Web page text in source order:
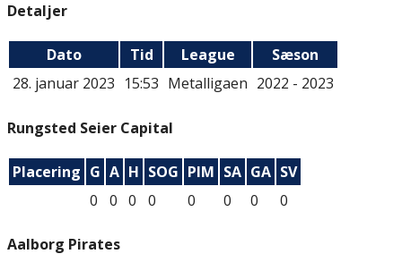
Detaljer
Dato Tid League
Sæson
28. januar 2023 15:53 Metalligaen 2022 - 2023
Rungsted Seier Capital
Placering G A H SOG PIM SA GA SV
0
0 0 0 0 0 0 0
Aalborg Pirates